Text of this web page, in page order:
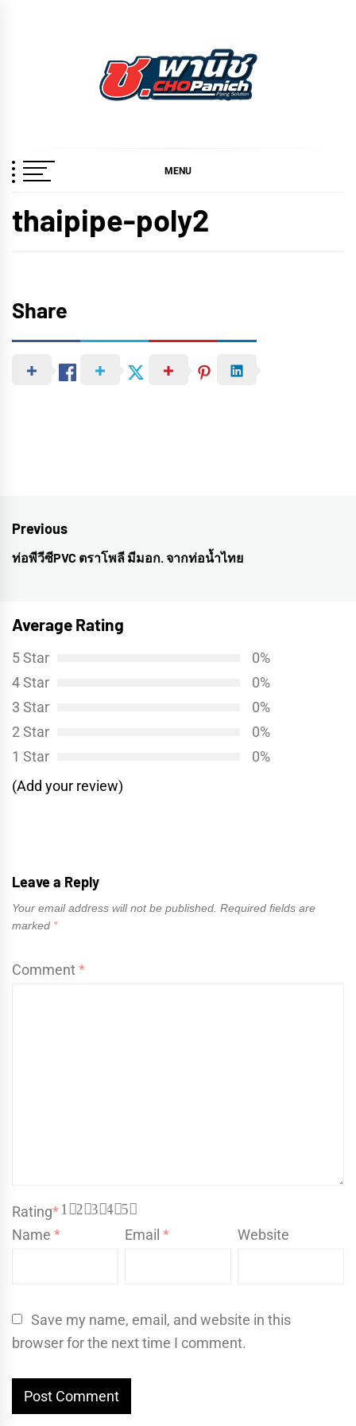
CHOPANICH
MENU
thaipipe-poly2
Share
Post
navigation
Previous
Previous
ท่อพีวีซีPVC ตราโพลี มีมอก. จากท่อน้ำไทย
Average Rating
5 Star
0%
4 Star
0%
3 Star
0%
2 Star
0%
1 Star
0%
(Add your review)
Leave a Reply
Your email address will not be published. Required fields are
marked *
Comment*
Rating* 5
4
3
2
1
Name * Email* Website
Save my name, email, and website in this
browser for the next time I comment.